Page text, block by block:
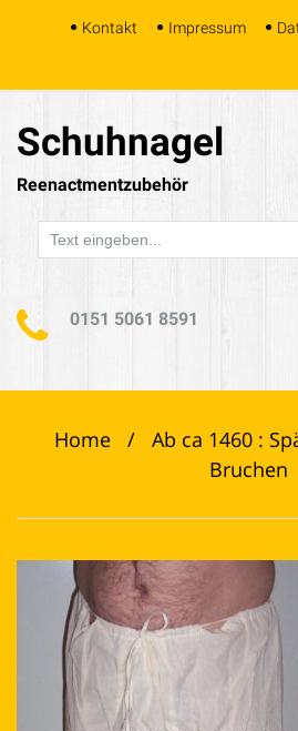
Skip
Kontakt Impressum
Schuhnagel
Reenactmentzubehör
0151 5061 8591
Home / Ab ca 1460 :
Bruchen